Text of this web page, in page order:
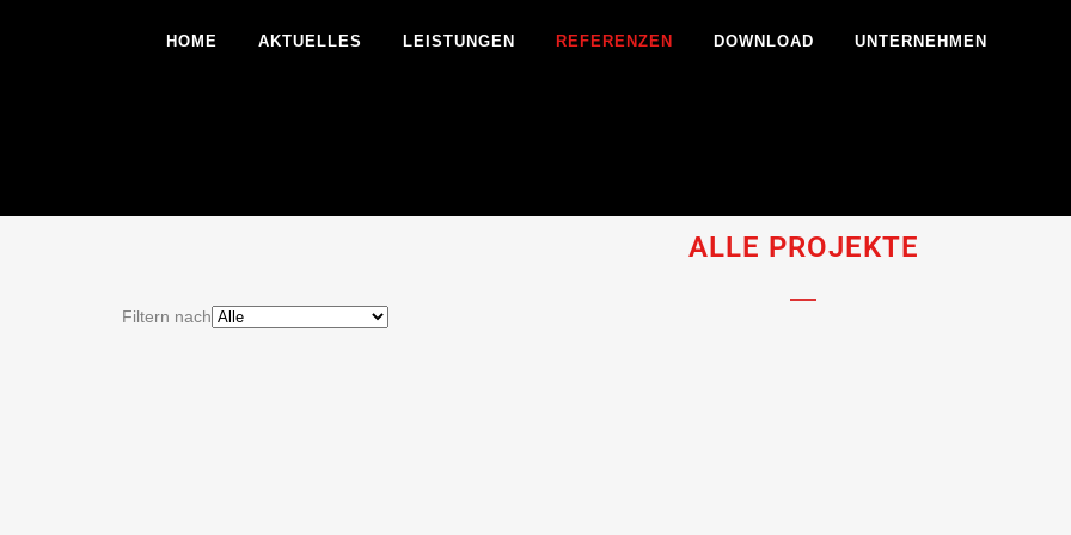
HOME AKTUELLES LEISTUNGEN REFERENZEN DOWNLOAD UNTERNEHMEN
ALLE PROJEKTE
Filtern nach